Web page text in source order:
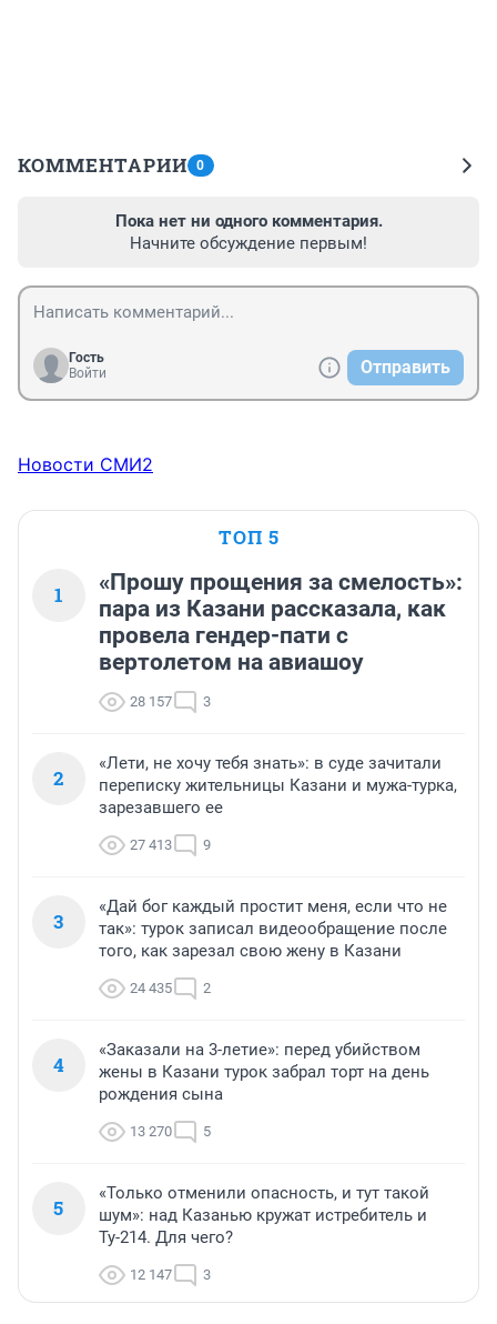
КОММЕНТАРИИ 0
Пока нет ни одного комментария.
Начните обсуждение первым!
Гость
Войти
Отправить
Новости СМИ2
ТОП 5
1
«Прошу прощения за смелость»:
пара из Казани рассказала, как
провела гендер-пати с
вертолетом на авиашоу
28 157 3
2
«Лети, не хочу тебя знать»: в суде зачитали
переписку жительницы Казани и мужа-турка,
зарезавшего ее
27 413 9
3
«Дай бог каждый простит меня, если что не
так»: турок записал видеообращение после
того, как зарезал свою жену в Казани
24 435 2
4
«Заказали на 3-летие»: перед убийством
жены в Казани турок забрал торт на день
рождения сына
13 270 5
5
«Только отменили опасность, и тут такой
шум»: над Казанью кружат истребитель и
Ту-214. Для чего?
12 147 3